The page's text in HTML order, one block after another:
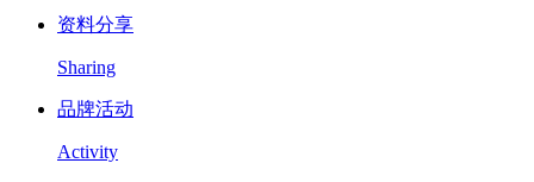
资料分享
Sharing
品牌活动
Activity